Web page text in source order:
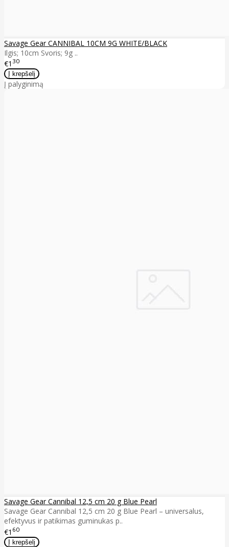
Savage Gear CANNIBAL 10CM 9G WHITE/BLACK
Ilgis; 10cm Svoris; 9g ..
€1 30
Į palyginimą
Savage Gear Cannibal 12,5 cm 20 g Blue Pearl
Savage Gear Cannibal 12,5 cm 20 g Blue Pearl – universalus,
efektyvus ir patikimas guminukas p..
€1 60